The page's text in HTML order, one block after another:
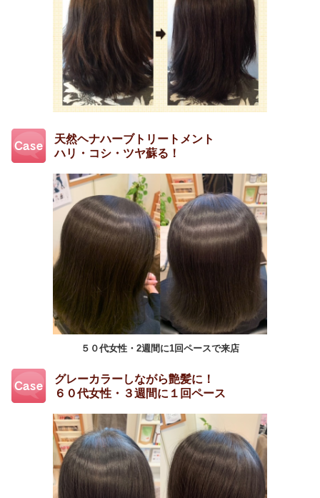
天然ヘナハーブトリートメント
ハリ・コシ・ツヤ蘇る！
５０代女性・2週間に1回ペースで来店
グレーカラーしながら艶髪に！
６０代女性・３週間に１回ペース